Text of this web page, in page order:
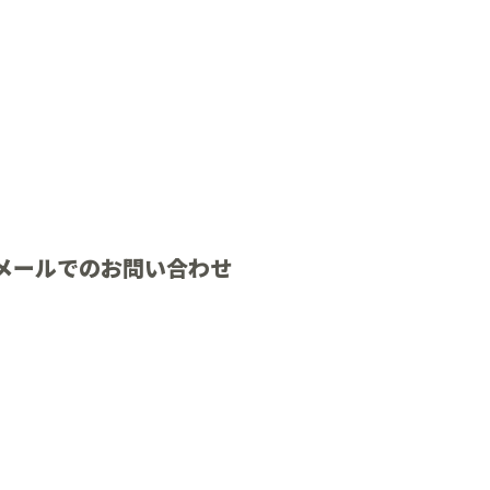
ールでのお問い合わせ